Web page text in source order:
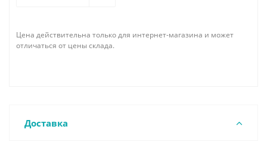
Цена действительна только для интернет-магазина и может
отличаться от цены склада.
Доставка